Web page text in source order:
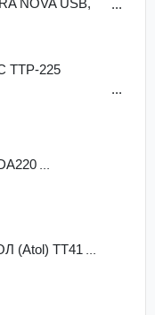
NOVA USB,
TTP-225
(Atol) ТТ41